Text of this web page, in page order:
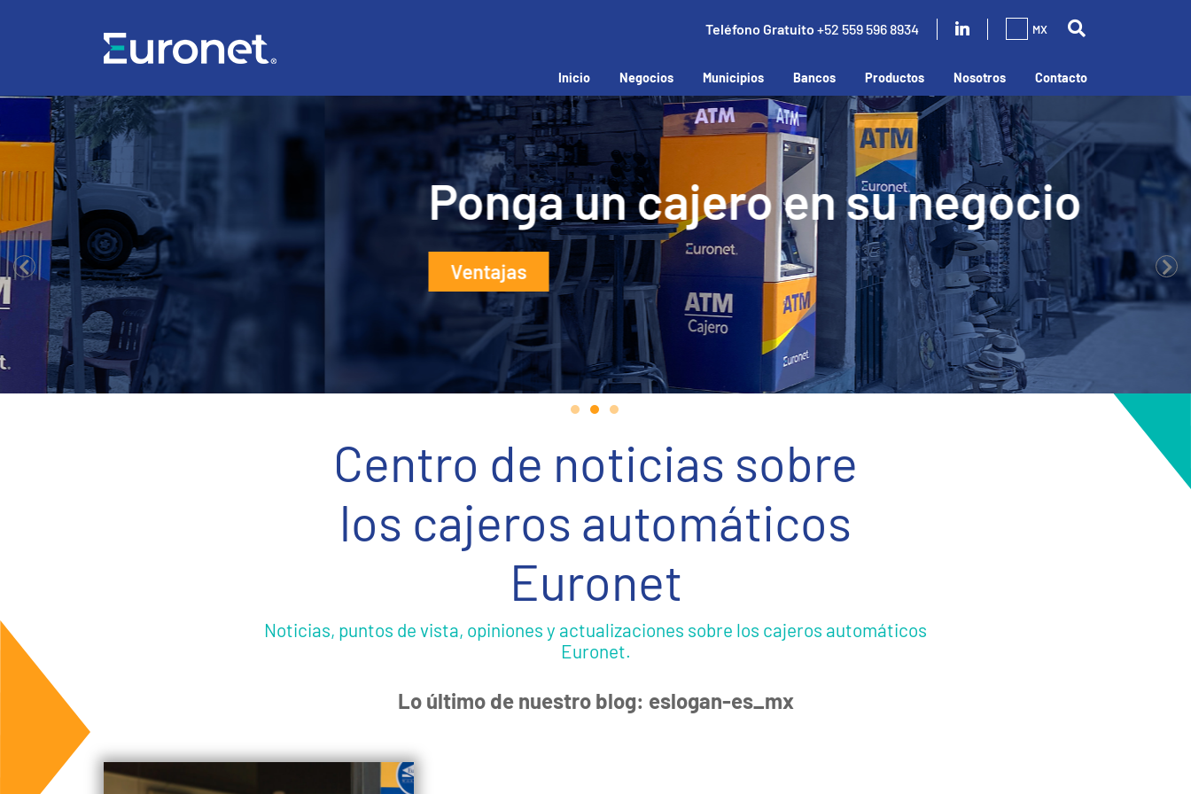
Teléfono Gratuito +52 559 596 8934 MX
Inicio Negocios Municipios Bancos Productos Nosotros Contacto
Ponga un cajero en su negocio
Ventajas
Centro de noticias sobre
los cajeros automáticos
Euronet
Noticias, puntos de vista, opiniones y actualizaciones sobre los cajeros automáticos
Euronet.
Lo último de nuestro blog: eslogan-es_mx